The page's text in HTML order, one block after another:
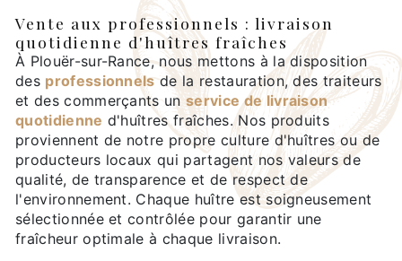
Vente aux professionnels : livraison
quotidienne d'huîtres fraîches
À Plouër-sur-Rance, nous mettons à la disposition
des professionnelsde la restauration, des traiteurs
et des commerçants unservice de livraison
quotidienne d'huîtres fraîches. Nos produits
proviennent de notre propre culture d'huîtres ou de
producteurs locaux qui partagent nos valeurs de
qualité, de transparence et de respect de
l'environnement. Chaque huître est soigneusement
sélectionnée et contrôlée pour garantir une
fraîcheur optimale à chaque livraison.